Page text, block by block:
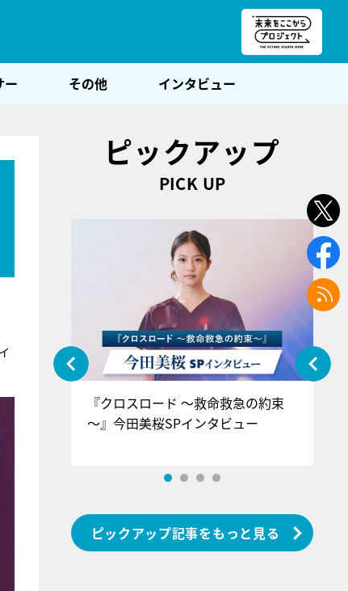
ー その他 インタビュー
ピックアップ
PICK UP
LOV
ンタ
『クロスロード ～救命救急の約束
～』今田美桜SPインタビュー
ピックアップ記事をもっと見る